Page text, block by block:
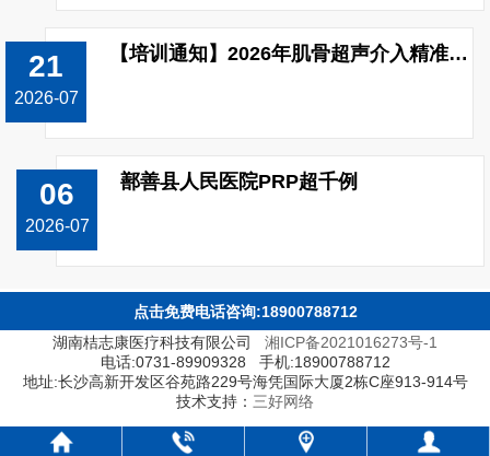
21
2026-07
【培训通知】2026年肌骨超声介入精准治疗技能（上肢关节）提升培训班开班！
06
2026-07
鄯善县人民医院PRP超千例
点击免费电话咨询:18900788712
湖南桔志康医疗科技有限公司 湘ICP备2021016273号-1
电话:0731-89909328 手机:18900788712
地址:长沙高新开发区谷苑路229号海凭国际大厦2栋C座913-914号
技术支持： 三好网络